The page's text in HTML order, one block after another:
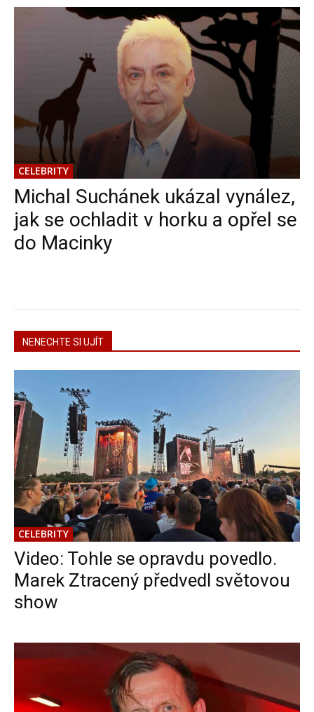
CELEBRITY
Michal Suchánek ukázal vynález,
jak se ochladit v horku a opřel se
do Macinky
NENECHTE SI UJÍT
CELEBRITY
Video: Tohle se opravdu povedlo.
Marek Ztracený předvedl světovou
show